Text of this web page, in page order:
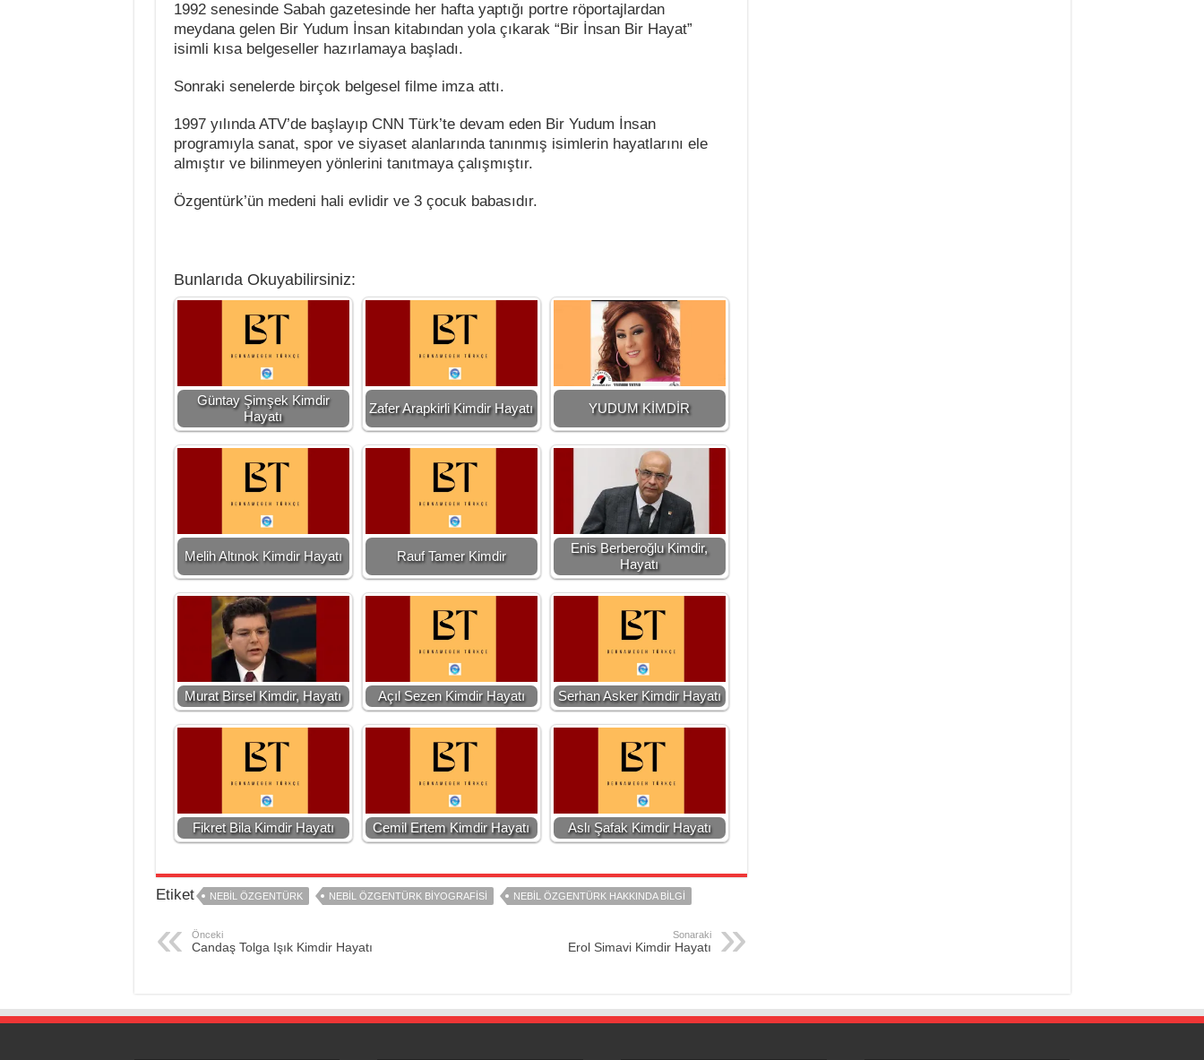
1992 senesinde Sabah gazetesinde her hafta yaptığı portre röportajlardan
meydana gelen Bir Yudum İnsan kitabından yola çıkarak “Bir İnsan Bir Hayat”
isimli kısa belgeseller hazırlamaya başladı.
Sonraki senelerde birçok belgesel filme imza attı.
1997 yılında ATV’de başlayıp CNN Türk’te devam eden Bir Yudum İnsan
programıyla sanat, spor ve siyaset alanlarında tanınmış isimlerin hayatlarını ele
almıştır ve bilinmeyen yönlerini tanıtmaya çalışmıştır.
Özgentürk’ün medeni hali evlidir ve 3 çocuk babasıdır.
Bunlarıda Okuyabilirsiniz:
Güntay Şimşek Kimdir
Hayatı
Zafer Arapkirli Kimdir Hayatı YUDUM KİMDİR
Melih Altınok Kimdir Hayatı Rauf Tamer Kimdir
Enis Berberoğlu Kimdir,
Hayatı
Murat Birsel Kimdir, Hayatı Açıl Sezen Kimdir Hayatı Serhan Asker Kimdir Hayatı
Fikret Bila Kimdir Hayatı Cemil Ertem Kimdir Hayatı Aslı Şafak Kimdir Hayatı
Etiket NEBIL ÖZGENTÜRK NEBIL ÖZGENTÜRK BIYOGRAFISI NEBIL ÖZGENTÜRK HAKKINDA BILGI
Önceki
Candaş Tolga Işık Kimdir Hayatı
Sonaraki
Erol Simavi Kimdir Hayatı